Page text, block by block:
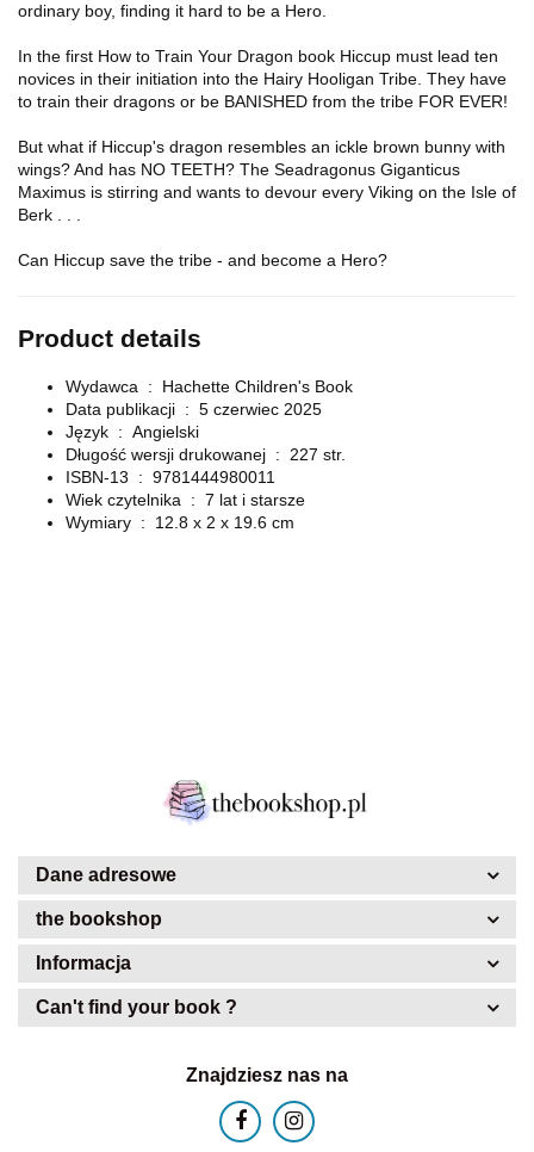
ordinary boy, finding it hard to be a Hero.
In the first How to Train Your Dragon book Hiccup must lead ten
novices in their initiation into the Hairy Hooligan Tribe. They have
to train their dragons or be BANISHED from the tribe FOR EVER!
But what if Hiccup's dragon resembles an ickle brown bunny with
wings? And has NO TEETH? The Seadragonus Giganticus
Maximus is stirring and wants to devour every Viking on the Isle of
Berk . . .
Can Hiccup save the tribe - and become a Hero?
Product details
Wydawca ‏ : ‎
Hachette Children's Book
Data publikacji ‏ : ‎ 5 czerwiec 2025
Język ‏ : ‎ Angielski
Długość wersji drukowanej ‏ : ‎ 227 str.
ISBN-13 ‏ : ‎ 9781444980011
Wiek czytelnika ‏ : ‎ 7 lat i starsze
Wymiary ‏ : ‎
12.8 x 2 x 19.6 cm
Dane adresowe
the bookshop
Informacja
Can't find your book ?
Znajdziesz nas na